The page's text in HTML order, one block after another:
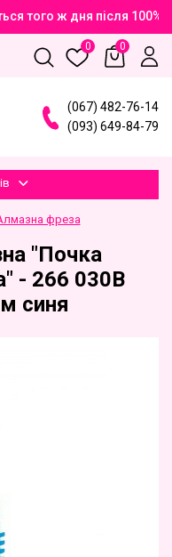
того ж дня після
0 0
(067) 482-76-14
(093) 649-84-79
фреза
"Почка
- 266 030B
синя